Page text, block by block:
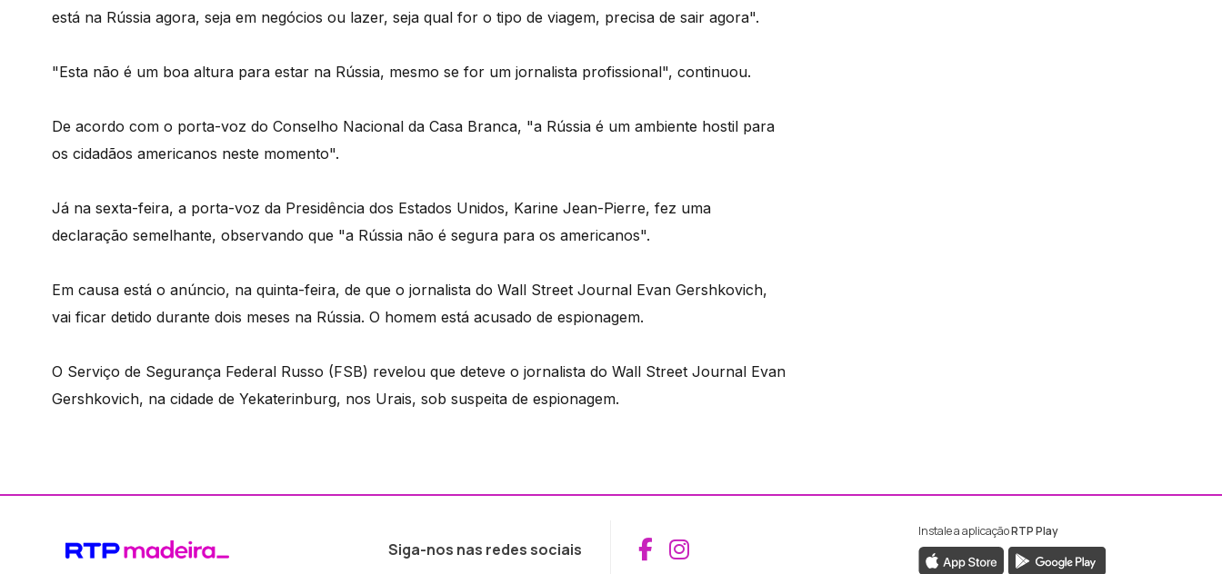
está na Rússia agora, seja em negócios ou lazer, seja qual for o tipo de viagem, precisa de sair agora".
"Esta não é um boa altura para estar na Rússia, mesmo se for um jornalista profissional", continuou.
De acordo com o porta-voz do Conselho Nacional da Casa Branca, "a Rússia é um ambiente hostil para
os cidadãos americanos neste momento".
Já na sexta-feira, a porta-voz da Presidência dos Estados Unidos, Karine Jean-Pierre, fez uma
declaração semelhante, observando que "a Rússia não é segura para os americanos".
Em causa está o anúncio, na quinta-feira, de que o jornalista do Wall Street Journal Evan Gershkovich,
vai ficar detido durante dois meses na Rússia. O homem está acusado de espionagem.
O Serviço de Segurança Federal Russo (FSB) revelou que deteve o jornalista do Wall Street Journal Evan
Gershkovich, na cidade de Yekaterinburg, nos Urais, sob suspeita de espionagem.
Siga-nos nas redes sociais Aceder ao Facebook da RTP Madeira
Aceder ao Instagram da RTP Madeira
Instale a aplicaçãoRTP Play